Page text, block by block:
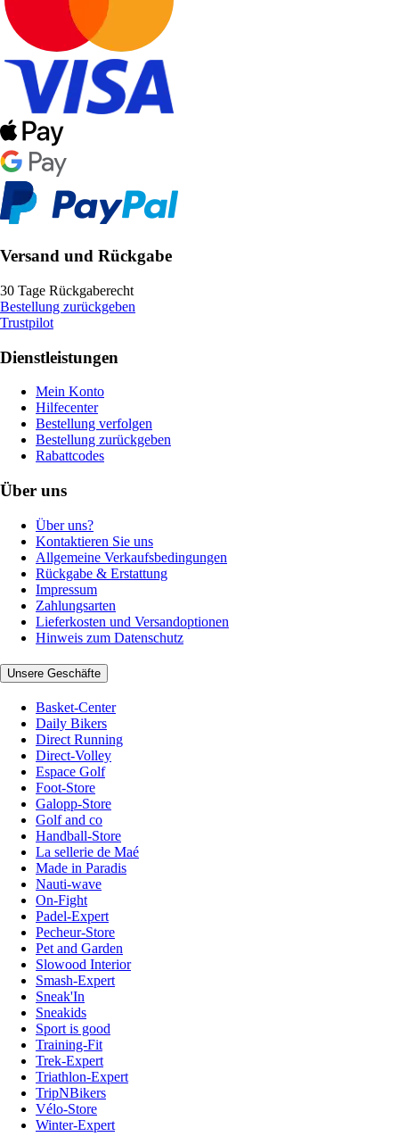
Versand und Rückgabe
30 Tage Rückgaberecht
Bestellung zurückgeben
Trustpilot
Dienstleistungen
Mein Konto
Hilfecenter
Bestellung verfolgen
Bestellung zurückgeben
Rabattcodes
Über uns
Über uns?
Kontaktieren Sie uns
Allgemeine Verkaufsbedingungen
Rückgabe & Erstattung
Impressum
Zahlungsarten
Lieferkosten und Versandoptionen
Hinweis zum Datenschutz
Unsere Geschäfte
Basket-Center
Daily Bikers
Direct Running
Direct-Volley
Espace Golf
Foot-Store
Galopp-Store
Golf and co
Handball-Store
La sellerie de Maé
Made in Paradis
Nauti-wave
On-Fight
Padel-Expert
Pecheur-Store
Pet and Garden
Slowood Interior
Smash-Expert
Sneak'In
Sneakids
Sport is good
Training-Fit
Trek-Expert
Triathlon-Expert
TripNBikers
Vélo-Store
Winter-Expert